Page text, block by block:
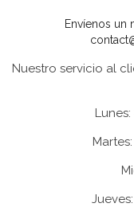
Envíenos un
Nuestro servicio al